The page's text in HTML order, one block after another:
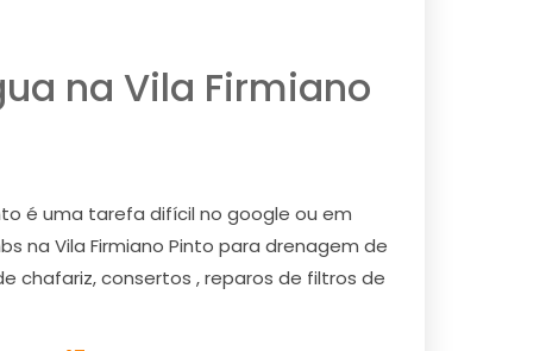
na Vila Firmiano
é uma tarefa difícil no google ou em
na Vila Firmiano Pinto para drenagem de
chafariz, consertos , reparos de filtros de